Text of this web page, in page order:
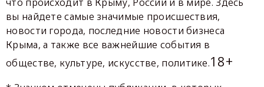
вы найдете самые значимые происшествия,
новости города, последние новости бизнеса
Крыма, а также все важнейшие события в
обществе, культуре, искусстве, политике.18+